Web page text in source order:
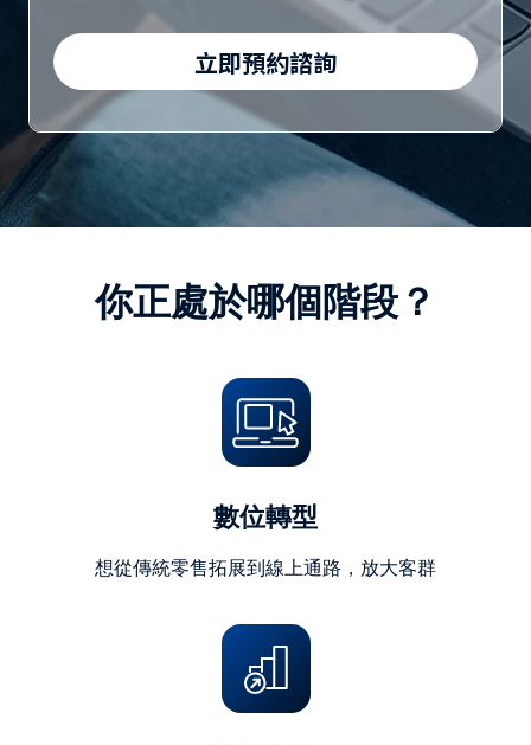
分
字
立即預約諮詢
你正處於哪個階段？
數位轉型
想從傳統零售拓展到線上通路，放大客群